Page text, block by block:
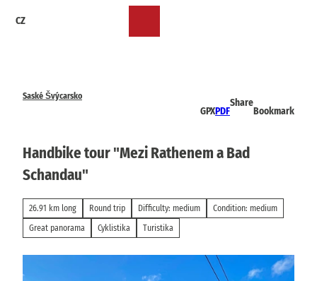
CZ
Saské Švýcarsko
GPXPDF
Share
Bookmark
Handbike tour "Mezi Rathenem a Bad
Schandau"
26.91 km long Round trip Difficulty: medium
Condition: medium
Great panorama
Cyklistika Turistika